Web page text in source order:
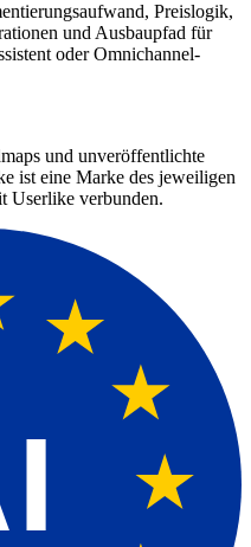
Preislogik,
und Ausbaupfad für
oder Omnichannel-
und unveröffentlichte
ist eine Marke des jeweiligen
Userlike verbunden.